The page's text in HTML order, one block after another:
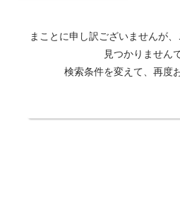
まことに申し訳ございませんが
見つかりません
検索条件を変えて、再度